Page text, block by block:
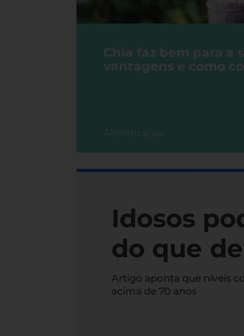
Chia faz bem para a
vantagens e como
Alimentação
Idosos
do que
Artigo aponta que níveis
acima de 70 anos